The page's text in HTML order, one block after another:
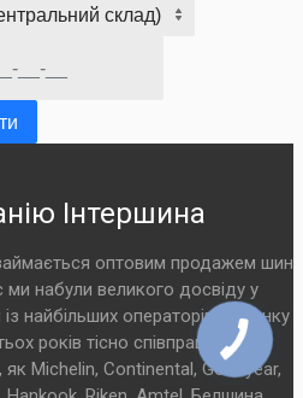
Інтершина
оптовим продажем шин
ми набули великого досвіду у
найбільших операторів на ринку
років тісно співпрацюємо з
Michelin, Continental, Goodyear,